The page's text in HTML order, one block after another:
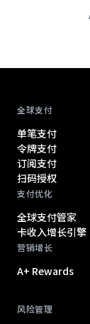
全球支付
单笔支付
令牌支付
订阅支付
扫码授权
支付优化
全球支付管家
卡收入增长引擎
营销增长
A+ Rewards
风险管理